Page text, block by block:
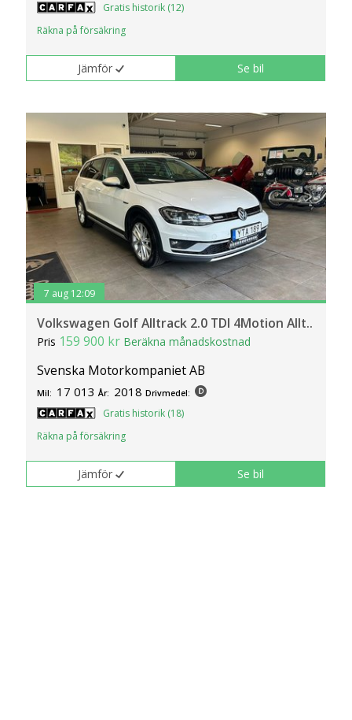
Gratis historik (12)
Räkna på försäkring
Jämför Se bil
7 aug 12:09
Volkswagen Golf Alltrack 2.0 TDI 4Motion Allt..
Pris 159 900 kr Beräkna månadskostnad
Svenska Motorkompaniet AB
Mil: 17 013 År: 2018 Drivmedel:
Gratis historik (18)
Räkna på försäkring
Jämför Se bil